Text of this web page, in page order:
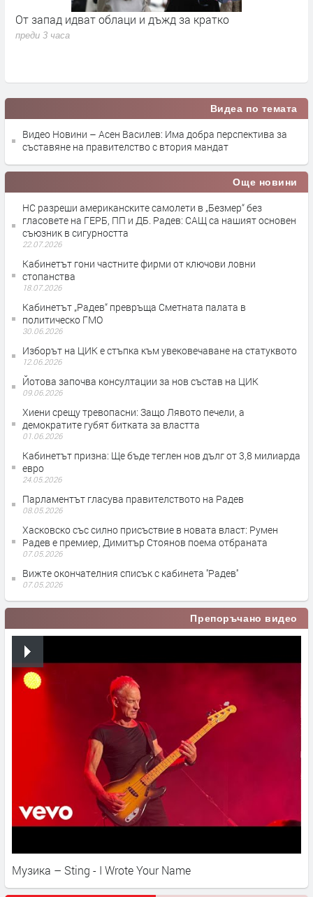
От запад идват облаци и дъжд за кратко
преди 3 часа
Видеа по темата
Видео Новини – Асен Василев: Има добра перспектива за
съставяне на правителство с втория мандат
Още новини
НС разреши американските самолети в „Безмер“ без
гласовете на ГЕРБ, ПП и ДБ. Радев: САЩ са нашият основен
съюзник в сигурността
22.07.2026
Кабинетът гони частните фирми от ключови ловни
стопанства
18.07.2026
Кабинетът „Радев“ превръща Сметната палата в
политическо ГМО
30.06.2026
Изборът на ЦИК е стъпка към увековечаване на статуквото
12.06.2026
Йотова започва консултации за нов състав на ЦИК
09.06.2026
Хиени срещу тревопасни: Защо Лявото печели, а
демократите губят битката за властта
01.06.2026
Кабинетът призна: Ще бъде теглен нов дълг от 3,8 милиарда
евро
24.05.2026
Парламентът гласува правителството на Радев
08.05.2026
Хасковско със силно присъствие в новата власт: Румен
Радев е премиер, Димитър Стоянов поема отбраната
07.05.2026
Вижте окончателния списък с кабинета ''Радев''
07.05.2026
Препоръчано видео
Музика – Sting - I Wrote Your Name